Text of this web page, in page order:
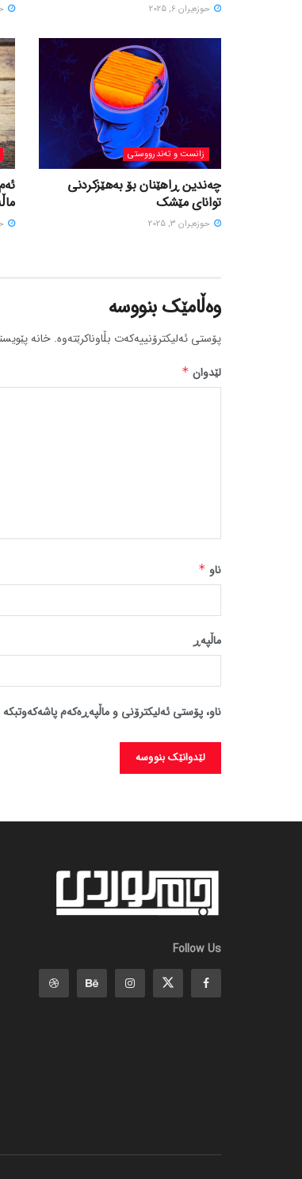
حوزه‌یران 6, 2025
زانست و تەندرووستی
چەندین ڕاهێنان بۆ بەهێزکردنی
توانای مێشک
حوزه‌یران 3, 2025
وەڵامێک بنووسە
پۆستی ئەلیکترۆنییەکەت بڵاوناکرێتەوە. خانە
لێدوان *
ناو *
ماڵپه‌ڕ
ناو، پۆستی ئەلیکترۆنی و ماڵپەڕەکەم
Follow Us